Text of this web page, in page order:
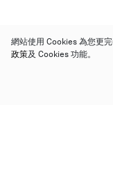
網站使用 Cookies 為您更
政策及 Cookies 功能。